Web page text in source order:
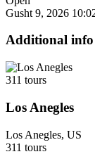
Gusht 9, 2026
Additional info
311 tours
Los Anegles
Los Anegles, US
311 tours